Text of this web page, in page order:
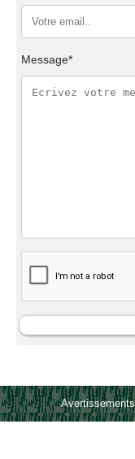
Message*
Avertissements